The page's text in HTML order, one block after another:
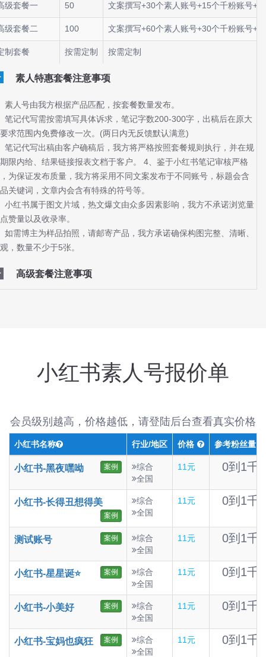
级套餐一 50 文案撰写+30个素人账号+15个千粉账号+5
级套餐二 100 文案撰写+60个素人账号+30个千粉账号
制套餐 按需定制 按需定制
素人特惠套餐注意事项
素人号由我方根据产品匹配，按套餐数量发布。
笔记代写需按需填写具体诉求，笔记字数200-300字，出稿后在原大
求范围内免费修改一次。(两日内无反馈默认满意)
笔记代写出稿由客户确稿后，我方将严格按照套餐规则执行，并在规
限内给、结果链接报表文档于客户。 4、鉴于小红书笔记审核严格
为保证发布质量，我方将采用不同文案发布于不同账号，标题会含
关键词，文章内会含有特殊的符号等。
小红书属于图文片域，热文爆文由众多因素影响，我方不承诺浏览量
赞量以及收录率。
如需博主为样品拍照，请邮寄产品，我方承诺确保构图完整、清晰、
，数量不少于5张。
高级套餐注意事项
小红书素人号报价单
会员级别越高，价格越低，请登陆后台查看真实价格
小红书名称 行业/地区 价格 参考粉丝量
小红书-黑夜嘿呦 案例
综合
全国
11元 0到1千
小红书-长得丑想得美
案例
综合
全国
11元 0到1千
测试账号 案例
综合
全国
11元 0到1千
小红书-星星诞⭐ 案例
综合
全国
11元 0到1千
小红书-小美好 案例
综合
全国
11元 0到1千
小红书-宝妈也疯狂 案例
综合
全国
11元 0到1千